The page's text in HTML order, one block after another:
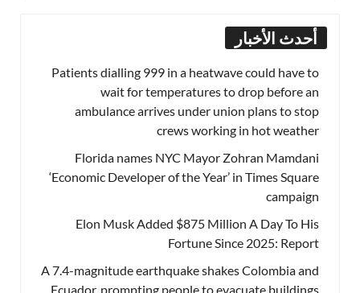
أحدث الأخبار
Patients dialling 999 in a heatwave could have to
wait for temperatures to drop before an
ambulance arrives under union plans to stop
crews working in hot weather
Florida names NYC Mayor Zohran Mamdani
‘Economic Developer of the Year’ in Times Square
campaign
Elon Musk Added $875 Million A Day To His
Fortune Since 2025: Report
A 7.4-magnitude earthquake shakes Colombia and
Ecuador, prompting people to evacuate buildings